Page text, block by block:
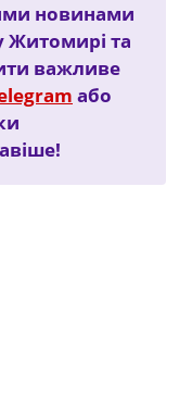
новинами
Житомирі та
важливе
або